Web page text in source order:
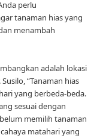
perlu
tanaman hias yang
menambah
adalah lokasi
“Tanaman hias
yang berbeda-beda.
sesuai dengan
memilih tanaman
matahari yang